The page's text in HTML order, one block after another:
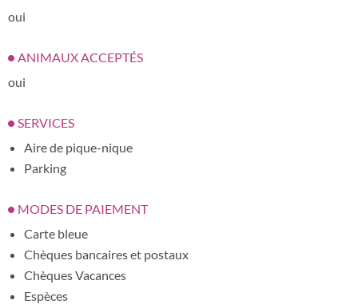
oui
ANIMAUX ACCEPTÉS
oui
SERVICES
Aire de pique-nique
Parking
MODES DE PAIEMENT
Carte bleue
Chèques bancaires et postaux
Chèques Vacances
Espèces